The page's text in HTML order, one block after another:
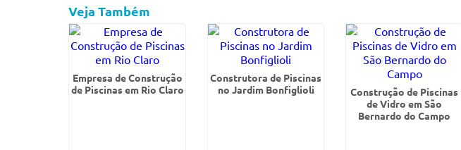
Veja Também
Empresa de Construção
de Piscinas em Rio Claro
Construtora de Piscinas
no Jardim Bonfiglioli
Construção de Piscinas
de Vidro em São
Bernardo do Campo